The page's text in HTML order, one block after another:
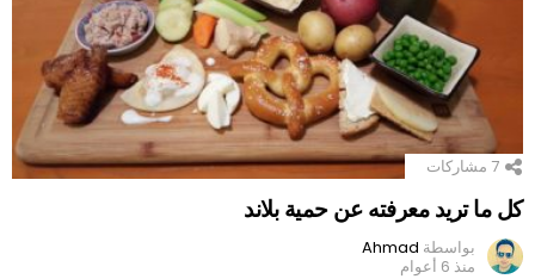
7 مشاركات
كل ما تريد معرفته عن حمية بلاند
بواسطة Ahmad
منذ 6 أعوام